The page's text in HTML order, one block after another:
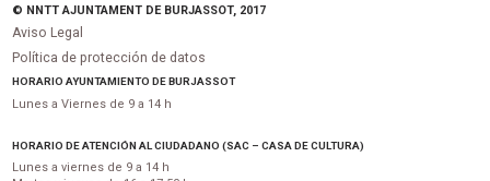
© NNTT AJUNTAMENT DE BURJASSOT, 2017
Aviso Legal
Política de protección de datos
HORARIO AYUNTAMIENTO DE BURJASSOT
Lunes a Viernes de 9 a 14 h
HORARIO DE ATENCIÓN AL CIUDADANO (SAC – CASA DE CULTURA)
Lunes a viernes de 9 a 14 h